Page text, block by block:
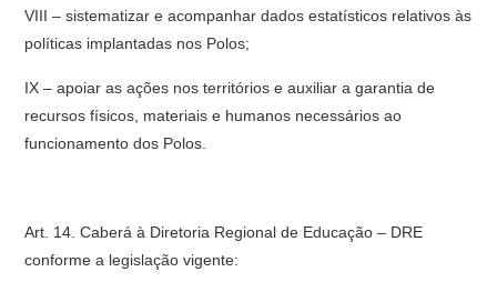
VIII – sistematizar e acompanhar dados estatísticos relativos às
políticas implantadas nos Polos;
IX – apoiar as ações nos territórios e auxiliar a garantia de
recursos físicos, materiais e humanos necessários ao
funcionamento dos Polos.
Art. 14. Caberá à Diretoria Regional de Educação – DRE
conforme a legislação vigente: